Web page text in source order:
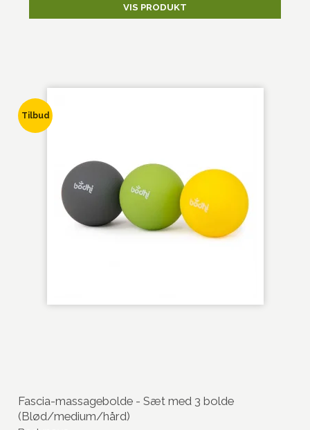
VIS PRODUKT
Tilbud
Fascia-massagebolde - Sæt med 3 bolde
(Blød/medium/hård)